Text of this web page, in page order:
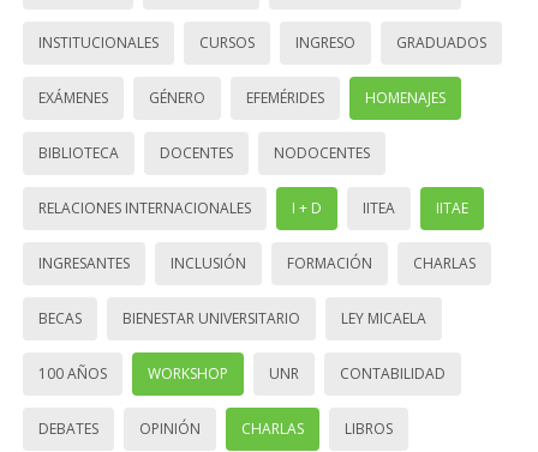
INSTITUCIONALES CURSOS INGRESO GRADUADOS
EXÁMENES GÉNERO EFEMÉRIDES HOMENAJES
BIBLIOTECA DOCENTES NODOCENTES
RELACIONES INTERNACIONALES I + D IITEA IITAE
INGRESANTES INCLUSIÓN FORMACIÓN CHARLAS
BECAS BIENESTAR UNIVERSITARIO LEY MICAELA
100 AÑOS WORKSHOP UNR CONTABILIDAD
DEBATES OPINIÓN CHARLAS LIBROS